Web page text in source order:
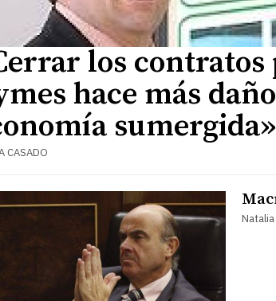
los contratos
hace más
sumergida»
CASADO